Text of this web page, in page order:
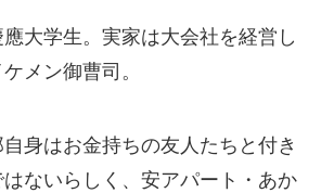
大学生。実家は大会社を経営し
メン御曹司。
身はお金持ちの友人たちと付き
ないらしく、安アパート・あか